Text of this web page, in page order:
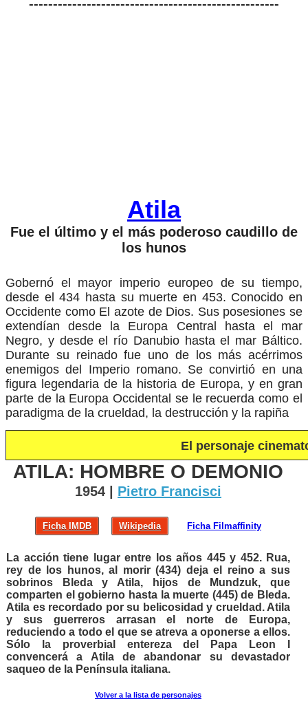
----------------------------------------------------
Atila
Fue el último y el más poderoso caudillo de
los hunos
Gobernó el mayor imperio europeo de su tiempo,
desde el 434 hasta su muerte en 453. Conocido en
Occidente como El azote de Dios. Sus posesiones se
extendían desde la Europa Central hasta el mar
Negro, y desde el río Danubio hasta el mar Báltico.
Durante su reinado fue uno de los más acérrimos
enemigos del Imperio romano. Se convirtió en una
figura legendaria de la historia de Europa, y en gran
parte de la Europa Occidental se le recuerda como el
paradigma de la crueldad, la destrucción y la rapiña
El personaje
ATILA: HOMBRE O DEMONIO
1954 | Pietro Francisci
Ficha IMDB Wikipedia Ficha Filmaffinity
La acción tiene lugar entre los años 445 y 452. Rua,
rey de los hunos, al morir (434) deja el reino a sus
sobrinos Bleda y Atila, hijos de Mundzuk, que
comparten el gobierno hasta la muerte (445) de Bleda.
Atila es recordado por su belicosidad y crueldad. Atila
y sus guerreros arrasan el norte de Europa,
reduciendo a todo el que se atreva a oponerse a ellos.
Sólo la proverbial entereza del Papa Leon I
convencerá a Atila de abandonar su devastador
saqueo de la Península italiana.
Volver a la lista de personajes